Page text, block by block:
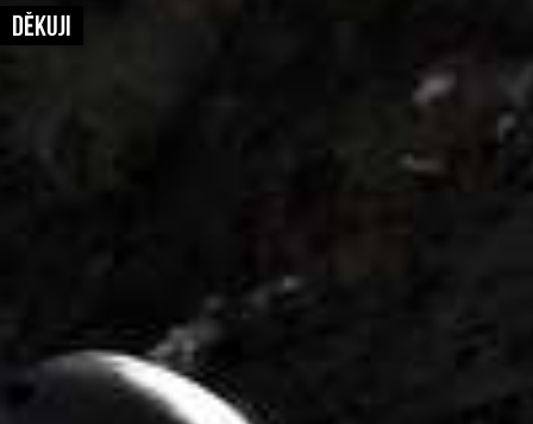
DĚKUJI